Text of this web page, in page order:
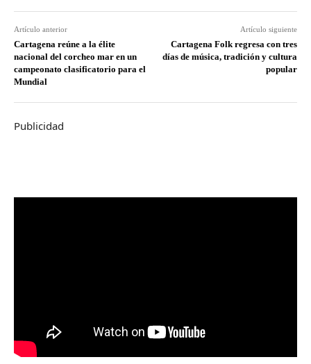
Artículo anterior
Cartagena reúne a la élite
nacional del corcheo mar en un
campeonato clasificatorio para el
Mundial
Artículo siguiente
Cartagena Folk regresa con tres
días de música, tradición y cultura
popular
Publicidad